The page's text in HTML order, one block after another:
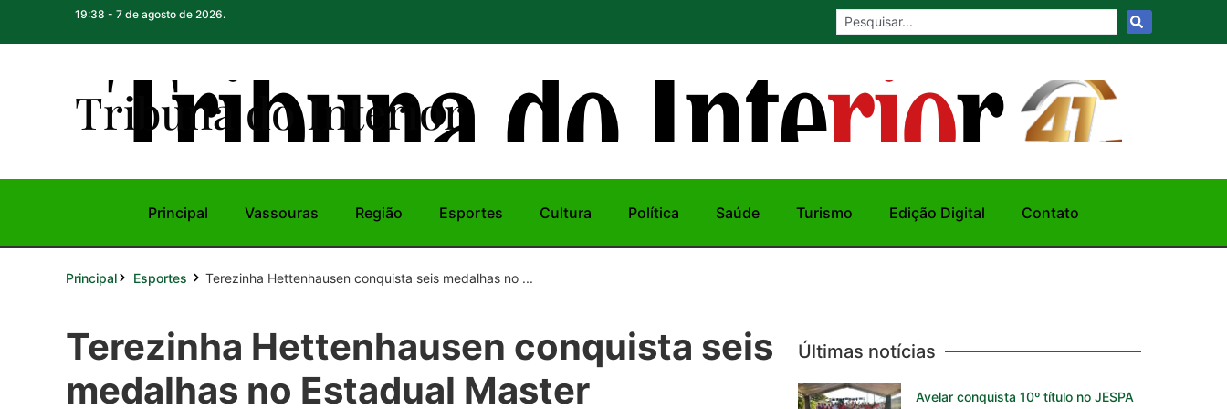
19:38 - 7 de agosto de 2026.
Tribuna do Interior
Principal Vassouras Região Esportes Cultura Política Saúde Turismo Edição Digital Contato
Principal Esportes Terezinha Hettenhausen conquista seis medalhas no ...
Terezinha Hettenhausen conquista seis
medalhas no Estadual Master
Últimas notícias
Avelar conquista 10º título no JESPA